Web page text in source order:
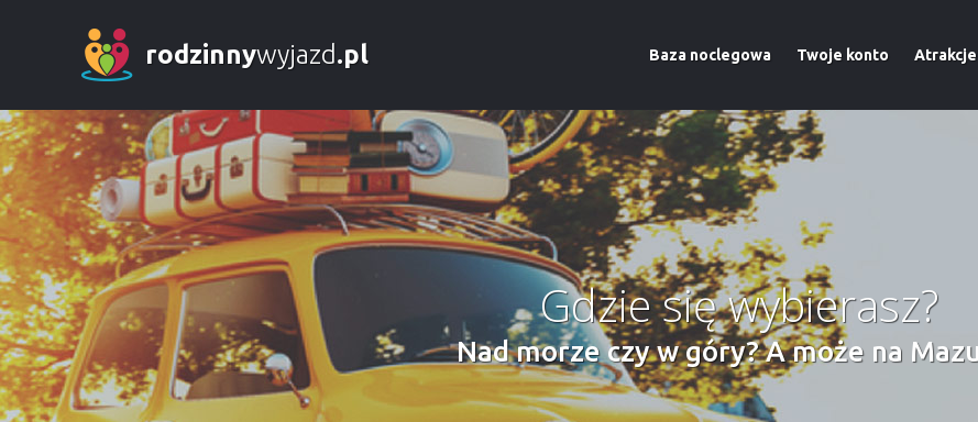
rodzinnywyjazd.pl Baza noclegowa Twoje konto Atrakcje
Gdzie się wybierasz?
Nad morze czy w góry? A może na